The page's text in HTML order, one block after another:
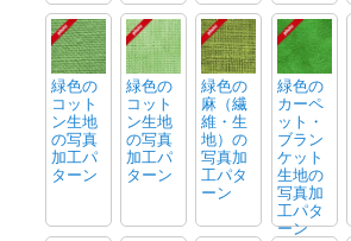
緑色の
コット
ン生地
の写真
加工パ
ターン
緑色の
コット
ン生地
の写真
加工パ
ターン
緑色の
麻（繊
維・生
地）の
写真加
工パタ
ーン
緑色の
カーペ
ット・
ブラン
ケット
生地の
写真加
工パタ
ーン